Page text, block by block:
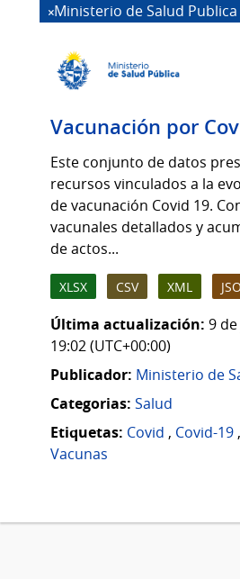
Ministerio de Salud Publica
Vacunación por
Este conjunto de datos
recursos vinculados a la
de vacunación Covid 19.
vacunales detallados y
de actos...
XLSX CSV XML
Última actualización: 9
19:02 (UTC+00:00)
Publicador: Ministerio de
Categorias: Salud
Etiquetas: Covid , Covid-19 ,
Vacunas